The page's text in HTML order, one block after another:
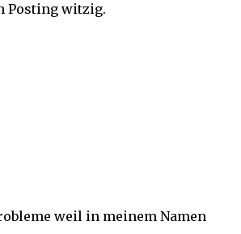
Posting witzig.
weil in meinem Namen